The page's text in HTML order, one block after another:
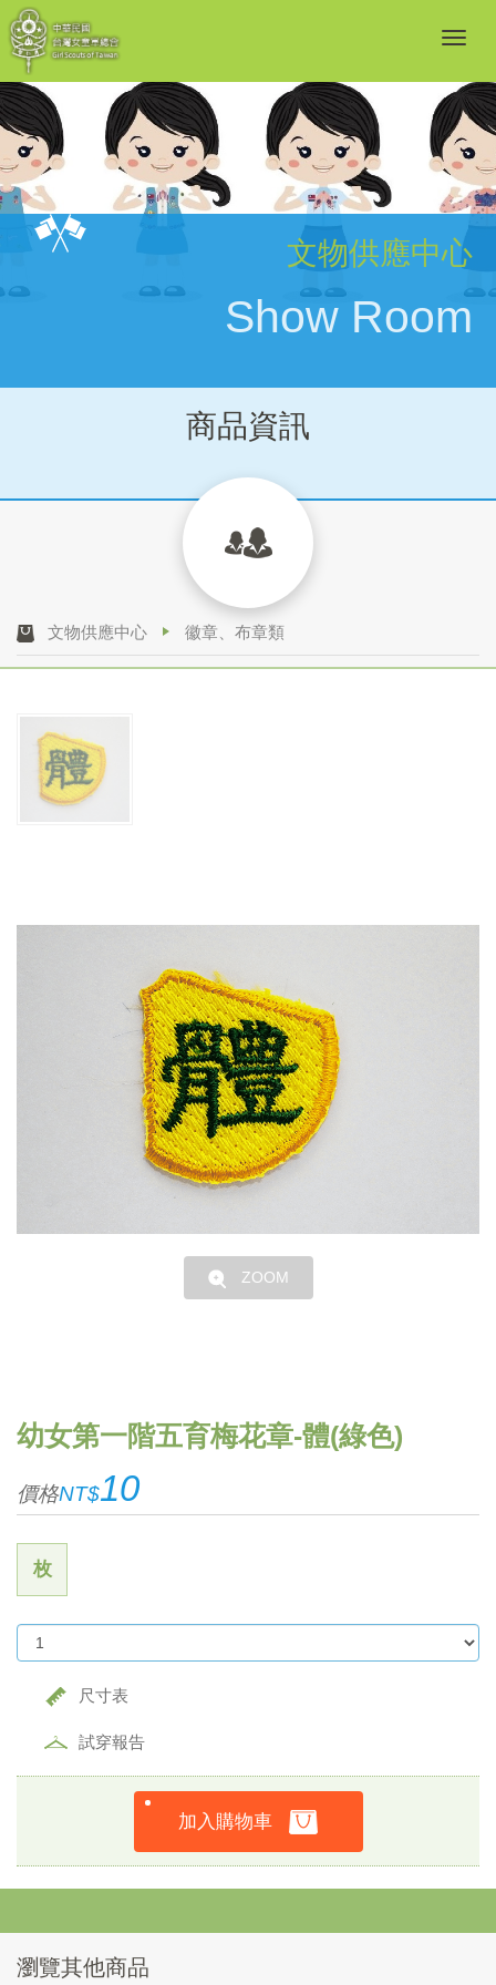
文物供應中心
Show Room
商品資訊
文物供應中心 徽章、布章類
ZOOM
幼女第一階五育梅花章-體(綠色)
價格NT$10
枚
尺寸表
試穿報告
加入購物車
瀏覽其他商品